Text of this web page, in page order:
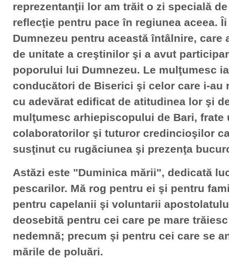
reprezentanţii lor am trăit o zi specială
reflecţie pentru pace în regiunea aceea.
Dumnezeu pentru această întâlnire, care
de unitate a creştinilor şi a avut
poporului lui Dumnezeu. Le mulţumesc
conducători de Biserici şi celor care i-au
cu adevărat edificat de atitudinea lor şi
mulţumesc arhiepiscopului de Bari,
colaboratorilor şi tuturor credincioşilor
susţinut cu rugăciunea şi prezenţa
Astăzi este "Duminica mării", dedicată
pescarilor. Mă rog pentru ei şi pentru
pentru capelanii şi voluntarii
deosebită pentru cei care pe mare
nedemnă; precum şi pentru cei care se
mările de poluări.